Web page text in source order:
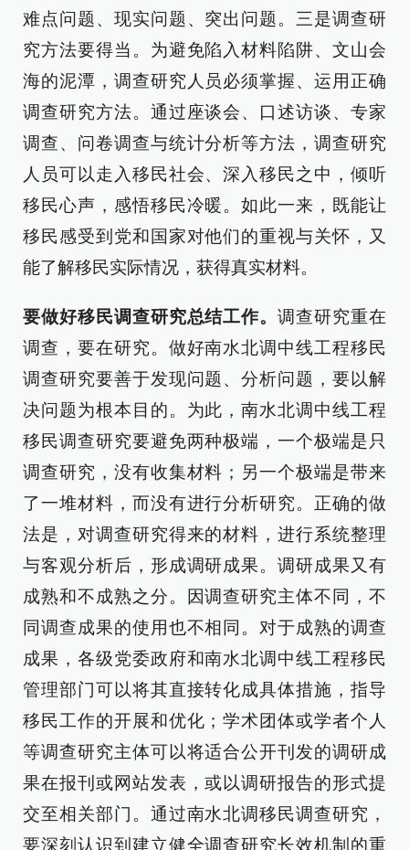
难点问题、现实问题、突出问题。三是调查研
究方法要得当。为避免陷入材料陷阱、文山会
海的泥潭，调查研究人员必须掌握、运用正确
调查研究方法。通过座谈会、口述访谈、专家
调查、问卷调查与统计分析等方法，调查研究
人员可以走入移民社会、深入移民之中，倾听
移民心声，感悟移民冷暖。如此一来，既能让
移民感受到党和国家对他们的重视与关怀，又
能了解移民实际情况，获得真实材料。
要做好移民调查研究总结工作。调查研究重在
调查，要在研究。做好南水北调中线工程移民
调查研究要善于发现问题、分析问题，要以解
决问题为根本目的。为此，南水北调中线工程
移民调查研究要避免两种极端，一个极端是只
调查研究，没有收集材料；另一个极端是带来
了一堆材料，而没有进行分析研究。正确的做
法是，对调查研究得来的材料，进行系统整理
与客观分析后，形成调研成果。调研成果又有
成熟和不成熟之分。因调查研究主体不同，不
同调查成果的使用也不相同。对于成熟的调查
成果，各级党委政府和南水北调中线工程移民
管理部门可以将其直接转化成具体措施，指导
移民工作的开展和优化；学术团体或学者个人
等调查研究主体可以将适合公开刊发的调研成
果在报刊或网站发表，或以调研报告的形式提
交至相关部门。通过南水北调移民调查研究，
要深刻认识到建立健全调查研究长效机制的重